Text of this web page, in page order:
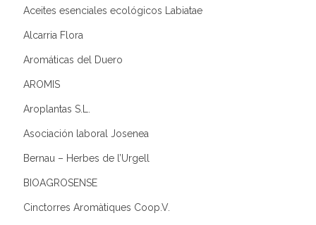
Aceites esenciales ecológicos Labiatae
Alcarria Flora
Aromáticas del Duero
AROMIS
Aroplantas S.L.
Asociación laboral Josenea
Bernau – Herbes de l’Urgell
BIOAGROSENSE
Cinctorres Aromàtiques Coop.V.